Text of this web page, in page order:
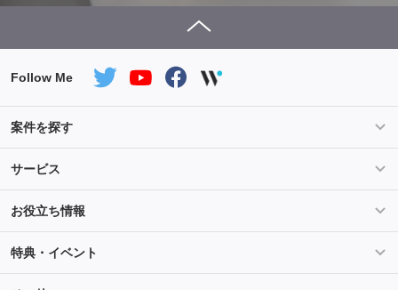
Follow Me
案件を探す
条件を指定して案件を探す
Salesforce案件特集 AWS案件特集
サービス
サービス紹介
ご登録から参画までの流れ フリーランスの声
お役立ち情報
ライフ
キャリア スキル・テクノロジー
特典・イベント